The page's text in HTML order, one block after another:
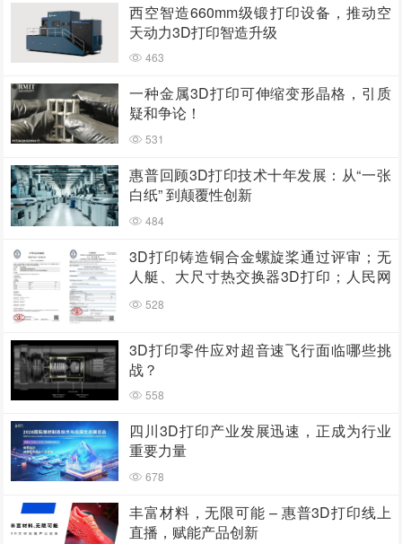
西空智造660mm级锻打印设备，推动空
天动力3D打印智造升级
463
一种金属3D打印可伸缩变形晶格，引质
疑和争论！
531
惠普回顾3D打印技术十年发展：从“一张
白纸” 到颠覆性创新
484
3D打印铸造铜合金螺旋桨通过评审；无
人艇、大尺寸热交换器3D打印；人民网
报道两家3D打印企业
528
3D打印零件应对超音速飞行面临哪些挑
战？
558
四川3D打印产业发展迅速，正成为行业
重要力量
678
丰富材料，无限可能 – 惠普3D打印线上
直播，赋能产品创新